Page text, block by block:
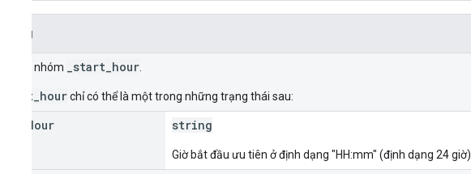
Trường
Trường nhóm _start_hour
_start_hourchỉ có thể là một trong những trạng thái sau:
Hour string
Giờ bắt đầu ưu tiên ở định dạng "HH:mm" (định dạng 24 giờ).